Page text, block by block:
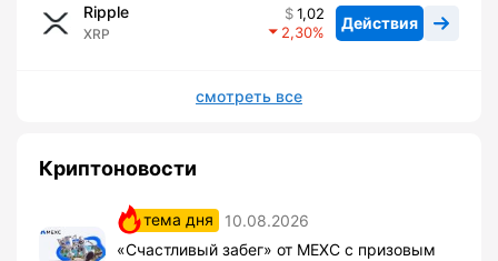
Ripple
XRP
1,02
2,30
Действия
смотреть все
Криптоновости
тема дня
10.08.2026
«Счастливый забег» от MEXC с призовым